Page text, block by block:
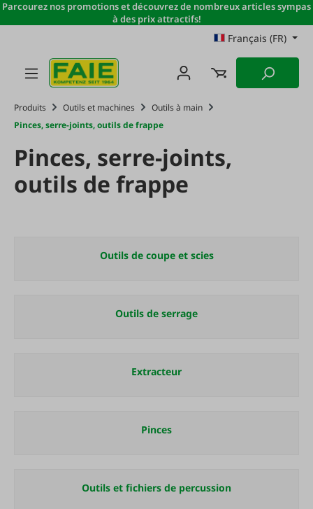
Passer au contenu principal
Parcourez nos promotions et découvrez de nombreux articles sympas
à des prix attractifs!
Français (FR)
Produits Outils et machines
Outils à main
Pinces, serre-joints, outils de frappe
Pinces, serre-joints,
outils de frappe
Outils de coupe et scies
Outils de serrage
Extracteur
Pinces
Outils et fichiers de percussion